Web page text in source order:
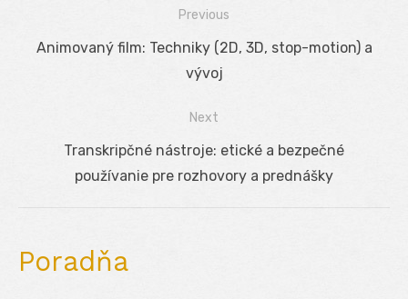
Navigácia
Previous
Previous
Animovaný film: Techniky (2D, 3D, stop-motion) a
vývoj
Next
Transkripčné nástroje: etické a bezpečné
používanie pre rozhovory a prednášky
Poradňa